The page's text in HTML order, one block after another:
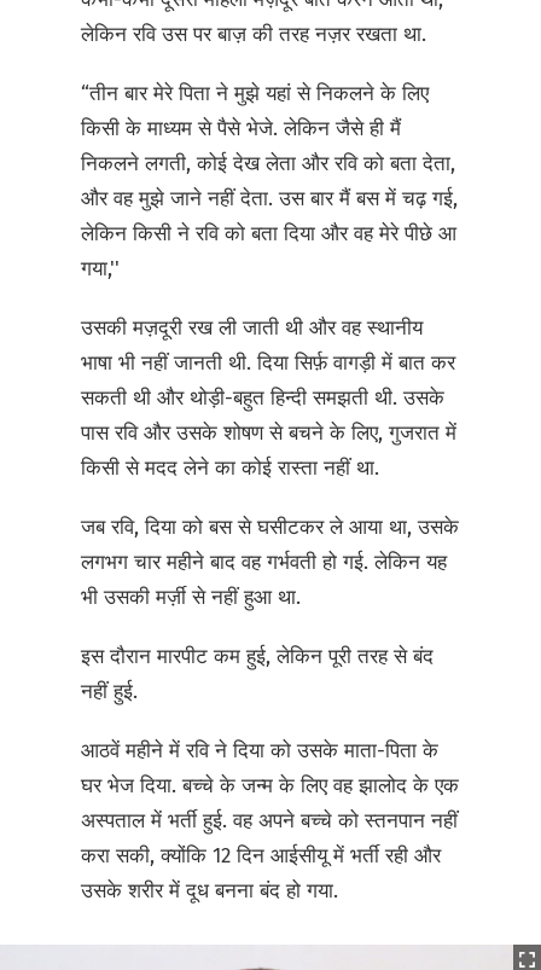
लेकिन रवि उस पर बाज़ की तरह नज़र रखता था.
“तीन बार मेरे पिता ने मुझे यहां से निकलने के लिए
किसी के माध्यम से पैसे भेजे. लेकिन जैसे ही मैं
निकलने लगती, कोई देख लेता और रवि को बता देता,
और वह मुझे जाने नहीं देता. उस बार मैं बस में चढ़ गई,
लेकिन किसी ने रवि को बता दिया और वह मेरे पीछे आ
गया,''
उसकी मज़दूरी रख ली जाती थी और वह स्थानीय
भाषा भी नहीं जानती थी. दिया सिर्फ़ वागड़ी में बात कर
सकती थी और थोड़ी-बहुत हिन्दी समझती थी. उसके
पास रवि और उसके शोषण से बचने के लिए, गुजरात में
किसी से मदद लेने का कोई रास्ता नहीं था.
जब रवि, दिया को बस से घसीटकर ले आया था, उसके
लगभग चार महीने बाद वह गर्भवती हो गई. लेकिन यह
भी उसकी मर्ज़ी से नहीं हुआ था.
इस दौरान मारपीट कम हुई, लेकिन पूरी तरह से बंद
नहीं हुई.
आठवें महीने में रवि ने दिया को उसके माता-पिता के
घर भेज दिया. बच्चे के जन्म के लिए वह झालोद के एक
अस्पताल में भर्ती हुई. वह अपने बच्चे को स्तनपान नहीं
करा सकी, क्योंकि 12 दिन आईसीयू में भर्ती रही और
उसके शरीर में दूध बनना बंद हो गया.